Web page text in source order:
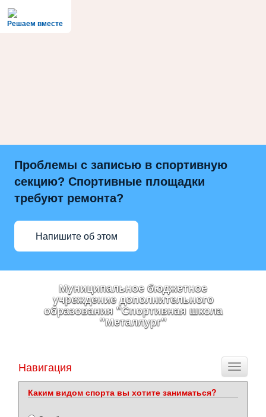
Решаем вместе
Проблемы с записью в спортивную
секцию? Спортивные площадки
требуют ремонта?
Напишите об этом
Муниципальное бюджетное
учреждение дополнительного
образования "Спортивная школа
"Металлург"
Toggle
Навигация
Каким видом спорта вы хотите заниматься?